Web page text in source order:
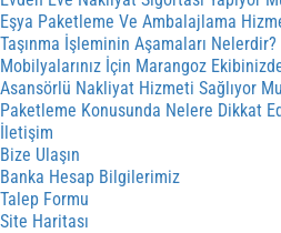
Eşya Paketleme Ve Ambalajlama
Taşınma İşleminin Aşamaları Nelerdir?
Mobilyalarınız İçin Marangoz
Asansörlü Nakliyat Hizmeti Sağlıyor
Paketleme Konusunda Nelere Dikkat
İletişim
Bize Ulaşın
Banka Hesap Bilgilerimiz
Talep Formu
Site Haritası